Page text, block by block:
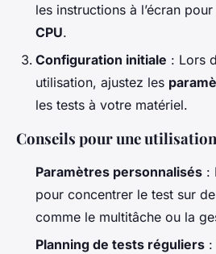
les instructions à l’écran
CPU.
Configuration initiale : Lors
utilisation, ajustez les
les tests à votre matériel.
Conseils pour une
Paramètres personnalisés :
pour concentrer le test sur
comme le multitâche ou la
Planning de tests réguliers :